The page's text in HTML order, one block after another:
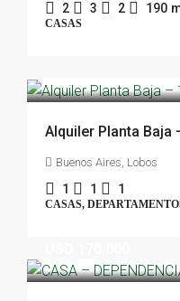
2 3 2 190
CASAS
Alquiler Planta Baja
Buenos Aires, Lobos
1 1 1
CASAS,